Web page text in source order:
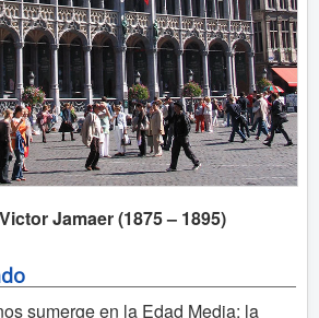
Jamaer (1875 – 1895)
sumerge en la Edad Media: la